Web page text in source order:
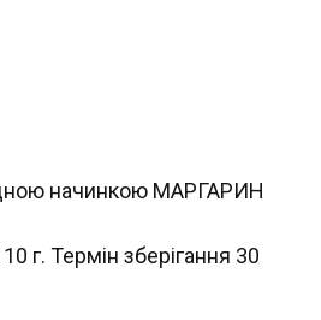
начинкою МАРГАРИН
г. Термін зберігання 30